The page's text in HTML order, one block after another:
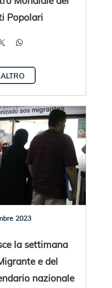
Popolari
2023
la settimana
e del
nazionale